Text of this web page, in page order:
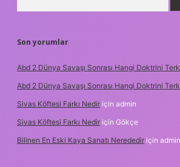
Son yorumlar
Abd 2 Dünya Savaşı Sonrası Hangi Doktrini
Abd 2 Dünya Savaşı Sonrası Hangi Doktrini
Sivas Köftesi Farkı Nedir için admin
Sivas Köftesi Farkı Nedir için Gökçe
Bilinen En Eski Kaya Sanatı Nerededir için admin